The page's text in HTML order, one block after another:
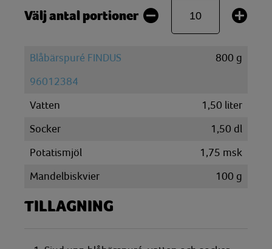
Välj antal portioner
Blåbärspuré FINDUS
96012384
800 g
Vatten 1,50 liter
Socker
1,50 dl
Potatismjöl
1,75 msk
Mandelbiskvier
100 g
TILLAGNING